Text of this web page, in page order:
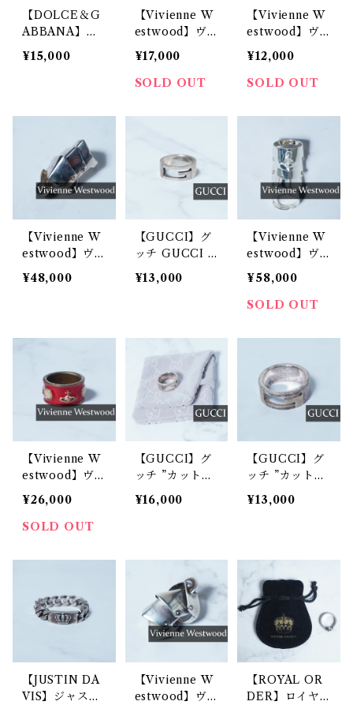
【DOLCE＆G
ABBANA】ド
ルチェ＆ガッバ
ーナ silver925
¥15,000
【Vivienne W
estwood】ヴ
ィヴィアンウエ
ストウッド silv
er925 REINA
G
¥17,000
SOLD OUT
【Vivienne W
estwood】ヴ
ィヴィアンウエ
ストウッド メ
タルオーブハー
lack
¥12,000
SOLD OUT
【Vivienne W
estwood】ヴ
ィヴィアンウエ
ストウッド オ
¥48,000
【GUCCI】グ
ッチ GUCCI S
ILVER925G
ロゴリング sil
¥13,000
【Vivienne W
estwood】ヴ
ィヴィアンウエ
ストウッド "オ
ーブロゴ” 箱・
リング
¥58,000
SOLD OUT
【Vivienne W
estwood】ヴ
ィヴィアンウエ
ストウッド ”オ
ーブロゴ”旧型
箱付きred
¥26,000
SOLD OUT
【GUCCI】グ
ッチ ”カットア
ウトGロゴ” シ
ルバー925リン
¥16,000
【GUCCI】グ
ッチ ”カットア
ウトGロゴ” シ
ルバー925リン
¥13,000
【JUSTIN DA
VIS】ジャステ
【Vivienne W
estwood】ヴ
【ROYAL OR
DER】ロイヤ